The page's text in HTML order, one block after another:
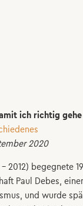
ich richtig gehe
2020
– 2012) begegnete
Paul Debes,
und wurde